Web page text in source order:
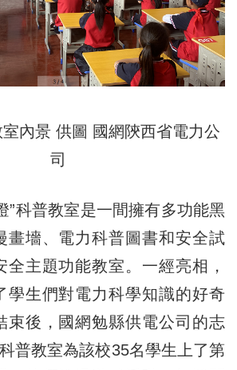
室內景 供圖 國網陝西省電力公
司
普教室是一間擁有多功能黑
畫墻、電力科普圖書和安全試
全主題功能教室。一經亮相，
學生們對電力科學知識的好奇
束後，國網勉縣供電公司的志
普教室為該校35名學生上了第